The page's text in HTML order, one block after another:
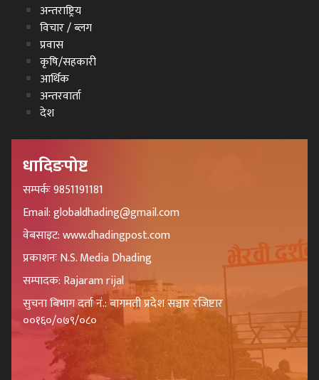
अन्तराष्ट्रिय
विचार / ब्लग
प्रवास
कृषि/सहकारी
आर्थिक
अन्तरवार्ता
देश
धादिङपोष्ट
सम्पर्कः 9851191181
Email: globaldhading@gmail.com
वेबसाइट: www.dhadingpost.com
प्रकाशनः N.S. Media Dhading
सम्पादक: Rajaram rijal
सुचना बिभाग दर्ता नं.: बागमती प्रदेश सञ्चार रजिष्टार
००१६०/०७९/०८०